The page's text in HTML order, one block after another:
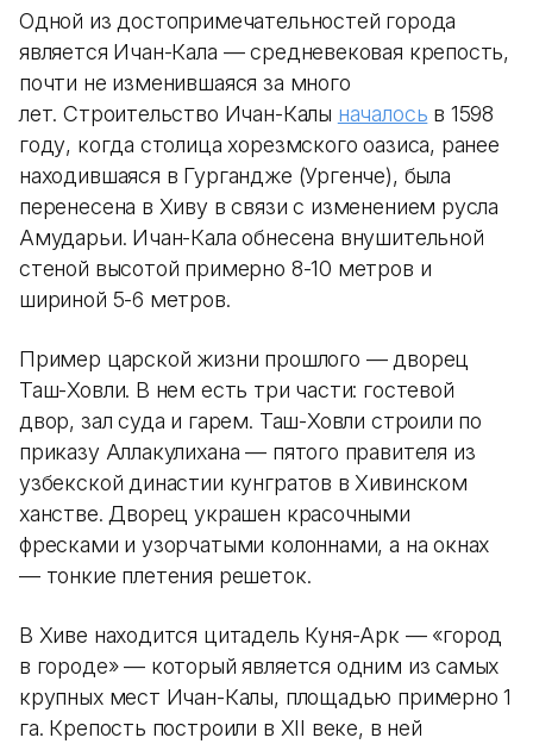
Одной из достопримечательностей города
является Ичан-Кала — средневековая крепость,
почти не изменившаяся за много
лет. Строительство Ичан-Калы началось в 1598
году, когда столица хорезмского оазиса, ранее
находившаяся в Гургандже (Ургенче), была
перенесена в Хиву в связи с изменением русла
Амударьи. Ичан-Кала обнесена внушительной
стеной высотой примерно 8-10 метров и
шириной 5-6 метров.
Пример царской жизни прошлого — дворец
Таш-Ховли. В нем есть три части: гостевой
двор, зал суда и гарем. Таш-Ховли строили по
приказу Аллакулихана — пятого правителя из
узбекской династии кунгратов в Хивинском
ханстве. Дворец украшен красочными
фресками и узорчатыми колоннами, а на окнах
— тонкие плетения решеток.
В Хиве находится цитадель Куня-Арк — «город
в городе» — который является одним из самых
крупных мест Ичан-Калы, площадью примерно 1
га. Крепость построили в XII веке, в ней